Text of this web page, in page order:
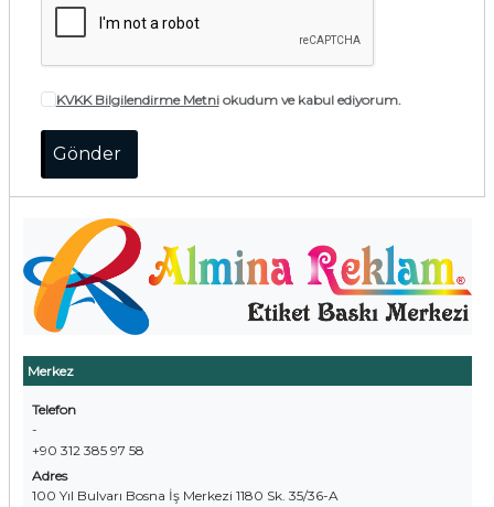
Merkez
Telefon
-
+90 312 385 97 58
Adres
100 Yıl Bulvarı Bosna İş Merkezi 1180 Sk. 35/36-A
KVKK Bilgilendirme Metniokudum ve kabul ediyorum.